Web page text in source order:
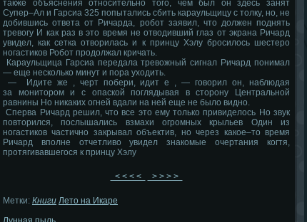
также объяснения относительно того, чем был он здесь занят
Супер–Ал и Гарсиа 325 попытались сбить караульщицу с толку, но, не
добившись ответа от Ричарда, робот заявил, что должен поднять
тревогу И как раз в это время не отводивший глаз от экрана Ричард
увидел, как сетка отворилась и к принцу Хэлу бросилось шестеро
ногастиков Робот продолжал кричать.
Караульщица Гарсиа передала тревожный сигнал Ричард понимал
— еще несколько минут и пора уходить.
— Идите же , черт побери, идит е , — говорил он, наблюдая
за монитором и с опаской поглядывая в сторону Центральной
равнины Но никаких огней вдали на ней еще не было видно.
Сперва Ричард решил, что все это ему только привиделось Но звук
повторился, послышались взмахи огромных крыльев Один из
ногастиков частично закрывал объектив, но через какое–то время
Ричард вполне отчетливо увидел знакомые очертания когтя,
протягивавшегося к принцу Хэлу
< < < < > > > >
Метки: Книги Лето на Икаре